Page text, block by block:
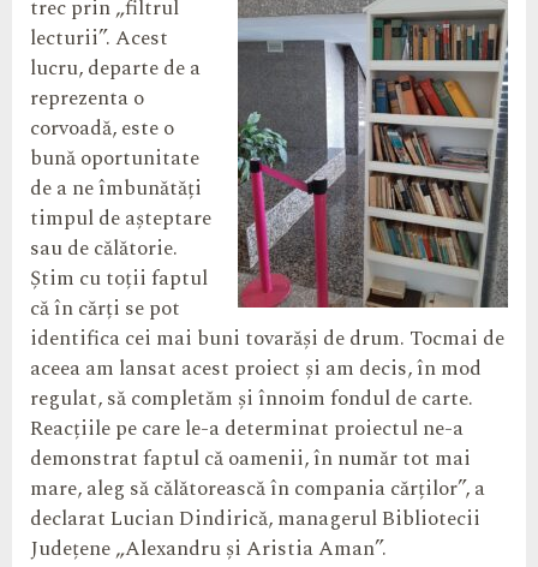
trec prin „filtrul
lecturii”. Acest
lucru, departe de a
reprezenta o
corvoadă, este o
bună oportunitate
de a ne îmbunătăți
timpul de așteptare
sau de călătorie.
Știm cu toții faptul
că în cărți se pot
identifica cei mai buni tovarăși de drum. Tocmai de
aceea am lansat acest proiect și am decis, în mod
regulat, să completăm și înnoim fondul de carte.
Reacțiile pe care le-a determinat proiectul ne-a
demonstrat faptul că oamenii, în număr tot mai
mare, aleg să călătorească în compania cărților”, a
declarat Lucian Dindirică, managerul Bibliotecii
Județene „Alexandru și Aristia Aman”.